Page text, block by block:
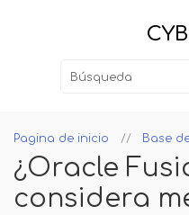
Pagina de inicio Base
¿Oracle
considera